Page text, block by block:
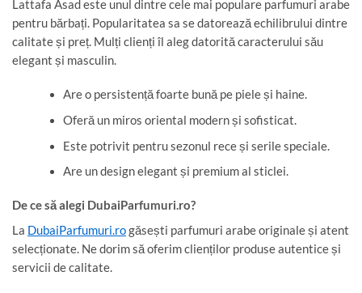
Lattafa Asad este unul dintre cele mai populare parfumuri arabe
pentru bărbați. Popularitatea sa se datorează echilibrului dintre
calitate și preț. Mulți clienți îl aleg datorită caracterului său
elegant și masculin.
Are o persistență foarte bună pe piele și haine.
Oferă un miros oriental modern și sofisticat.
Este potrivit pentru sezonul rece și serile speciale.
Are un design elegant și premium al sticlei.
De ce să alegi DubaiParfumuri.ro?
La DubaiParfumuri.rogăsești parfumuri arabe originale și atent
selecționate. Ne dorim să oferim clienților produse autentice și
servicii de calitate.